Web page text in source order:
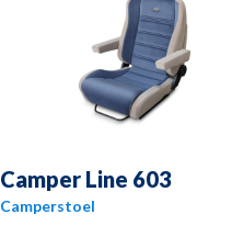
Camper Line 603
Camperstoel